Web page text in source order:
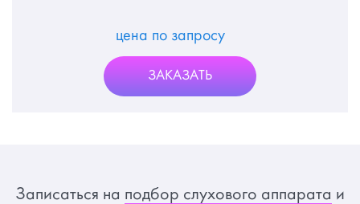
цена по запросу
ЗАКАЗАТЬ
Записаться на подбор слухового аппарата и